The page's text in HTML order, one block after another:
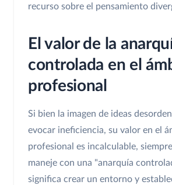
recurso sobre el pensamiento
El valor de la
controlada en el
profesional
Si bien la imagen de ideas
evocar ineficiencia, su valor en el
profesional es incalculable,
maneje con una "anarquía
significa crear un entorno y